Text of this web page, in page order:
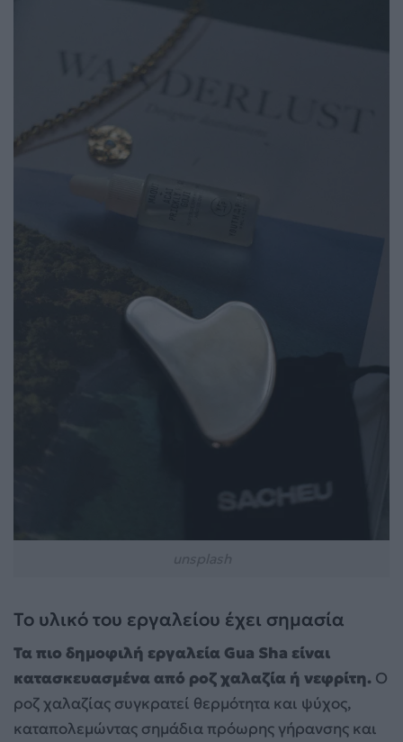
Το υλικό του εργαλείου έχει σημασία
Τα πιο δημοφιλή εργαλεία Gua Sha είναι
κατασκευασμένα από ροζ χαλαζία ή νεφρίτη. Ο
ροζ χαλαζίας συγκρατεί θερμότητα και ψύχος,
καταπολεμώντας σημάδια πρόωρης γήρανσης και